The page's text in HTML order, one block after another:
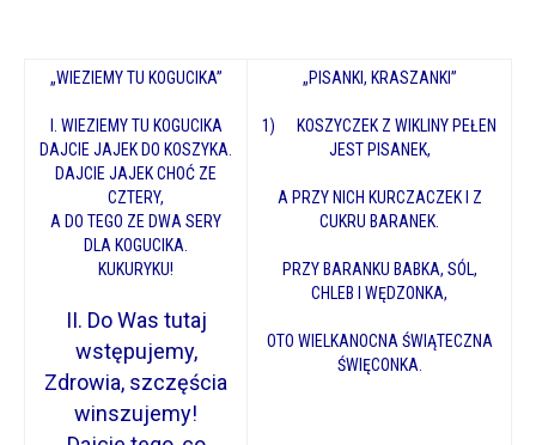
„WIEZIEMY TU KOGUCIKA”
I. WIEZIEMY TU KOGUCIKA
DAJCIE JAJEK DO KOSZYKA.
DAJCIE JAJEK CHOĆ ZE
CZTERY,
A DO TEGO ZE DWA SERY
DLA KOGUCIKA.
KUKURYKU!
II. Do Was tutaj
wstępujemy,
Zdrowia, szczęścia
winszujemy!
„PISANKI, KRASZANKI”
1) KOSZYCZEK Z WIKLINY PEŁEN
JEST PISANEK,
A PRZY NICH KURCZACZEK I Z
CUKRU BARANEK.
PRZY BARANKU BABKA, SÓL,
CHLEB I WĘDZONKA,
OTO WIELKANOCNA ŚWIĄTECZNA
ŚWIĘCONKA.